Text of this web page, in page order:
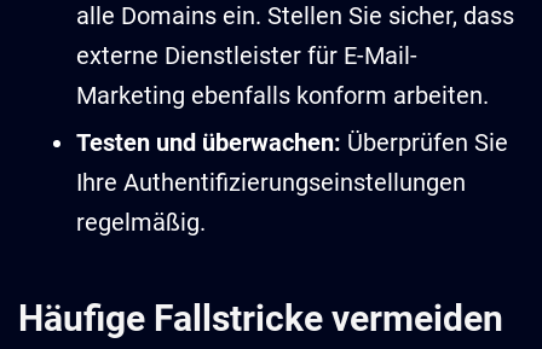
alle Domains ein. Stellen Sie sicher, dass
externe Dienstleister für E-Mail-
Marketing ebenfalls konform arbeiten.
Testen und überwachen: Überprüfen Sie
Ihre Authentifizierungseinstellungen
regelmäßig.
Häufige Fallstricke vermeiden